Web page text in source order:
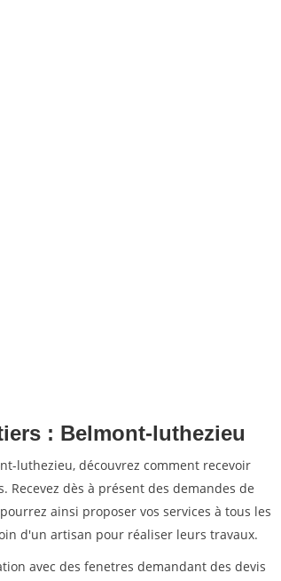
: Belmont-luthezieu
luthezieu, découvrez comment recevoir
dès à présent des demandes de
ainsi proposer vos services à tous les
d'un artisan pour réaliser leurs travaux.
avec des fenetres demandant des devis